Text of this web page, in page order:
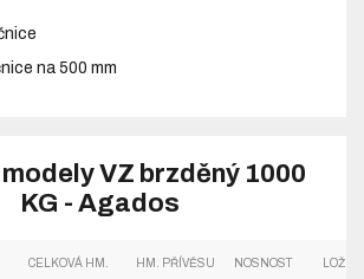
na 500 mm
VZ brzděný 1000
KG - Agados
CELKOVÁ HM. HM. PŘÍVĚSU NOSNOST